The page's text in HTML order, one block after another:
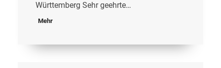
Württemberg Sehr geehrte…
Mehr